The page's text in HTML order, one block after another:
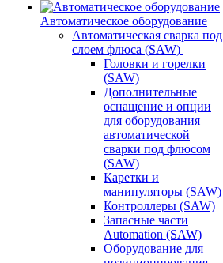
Автоматическое оборудование
Автоматическая сварка под
слоем флюса (SAW)
Головки и горелки
(SAW)
Дополнительные
оснащение и опции
для оборудования
автоматической
сварки под флюсом
(SAW)
Каретки и
манипуляторы (SAW)
Контроллеры (SAW)
Запасные части
Automation (SAW)
Оборудование для